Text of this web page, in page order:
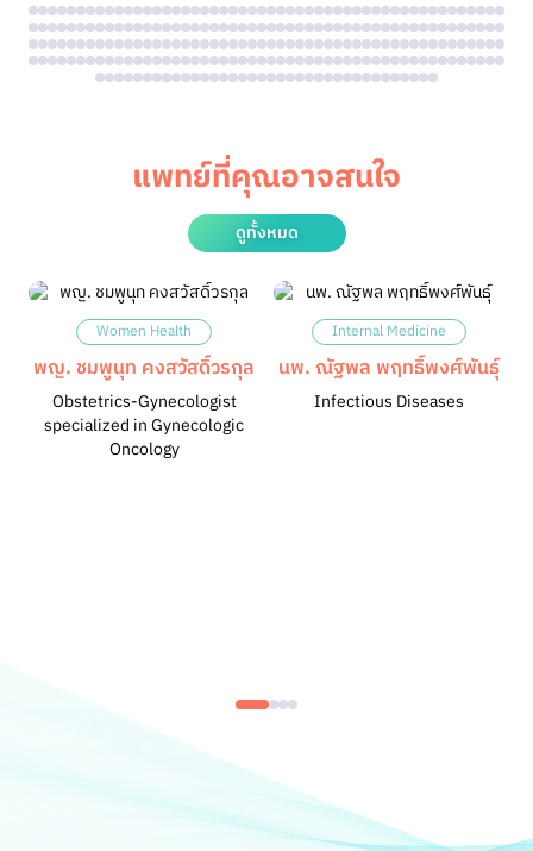
แพทย์ที่คุณอาจสนใจ
ดูทั้งหมด
Women Health
พญ. ชมพูนุท คงสวัสดิ์วรกุล
Obstetrics-Gynecologist
specialized in Gynecologic
Oncology
Internal Medicine
นพ. ณัฐพล พฤทธิ์พงศ์พันธุ์
Infectious Diseases